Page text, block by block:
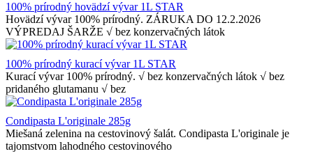
100% prírodný hovädzí vývar 1L STAR
Hovädzí vývar 100% prírodný. ZÁRUKA DO 12.2.2026
VÝPREDAJ ŠARŽE √ bez konzervačných látok
100% prírodný kurací vývar 1L STAR
Kurací vývar 100% prírodný. √ bez konzervačných látok √ bez
pridaného glutamanu √ bez
Condipasta L'originale 285g
Miešaná zelenina na cestovinový šalát. Condipasta L'originale je
tajomstvom lahodného cestovinového